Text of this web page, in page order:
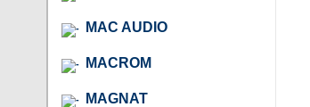
MAC AUDIO
MACROM
MAGNAT